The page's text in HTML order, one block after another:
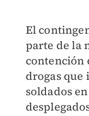
El
parte de la
contención
drogas que
soldados